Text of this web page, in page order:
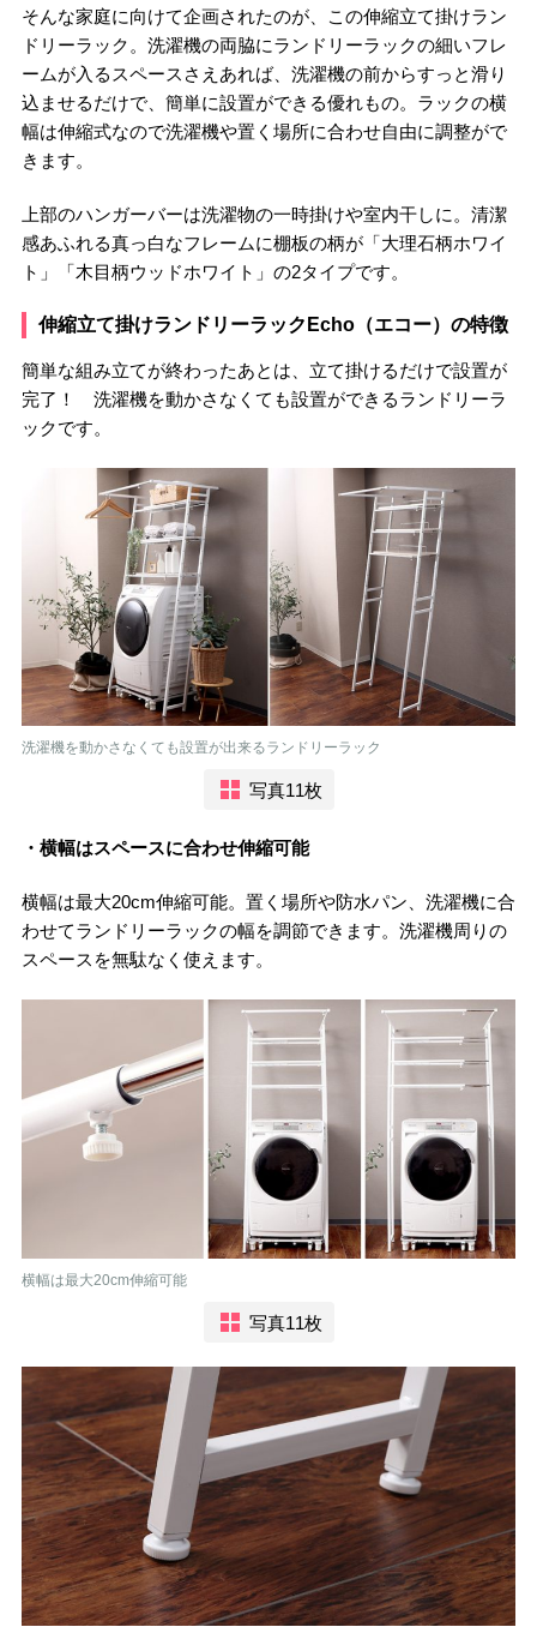
そんな家庭に向けて企画されたのが、この伸縮立て掛けラン
ドリーラック。洗濯機の両脇にランドリーラックの細いフレ
ームが入るスペースさえあれば、洗濯機の前からすっと滑り
込ませるだけで、簡単に設置ができる優れもの。ラックの横
幅は伸縮式なので洗濯機や置く場所に合わせ自由に調整がで
きます。
上部のハンガーバーは洗濯物の一時掛けや室内干しに。清潔
感あふれる真っ白なフレームに棚板の柄が「大理石柄ホワイ
ト」「木目柄ウッドホワイト」の2タイプです。
伸縮立て掛けランドリーラックEcho（エコー）の特徴
簡単な組み立てが終わったあとは、立て掛けるだけで設置が
完了！ 洗濯機を動かさなくても設置ができるランドリーラ
ックです。
洗濯機を動かさなくても設置が出来るランドリーラック
写真11枚
・横幅はスペースに合わせ伸縮可能
横幅は最大20cm伸縮可能。置く場所や防水パン、洗濯機に合
わせてランドリーラックの幅を調節できます。洗濯機周りの
スペースを無駄なく使えます。
横幅は最大20cm伸縮可能
写真11枚